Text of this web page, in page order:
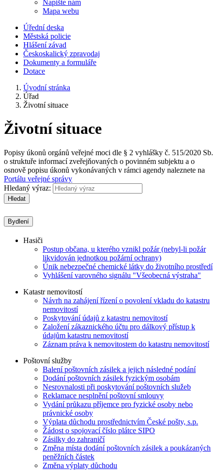
Napište nám
Mapa webu
Úřední deska
Městská policie
Hlášení závad
Českoskalický zpravodaj
Dokumenty a formuláře
Dotace
Úvodní stránka
Úřad
Životní situace
Životní situace
Popisy úkonů orgánů veřejné moci dle § 2 vyhlášky č. 515/2020 Sb.
o struktuře informací zveřejňovaných o povinném subjektu a o
osnově popisu úkonů vykonávaných v rámci agendy naleznete na
Portálu veřejné správy
Hledaný výraz:
Hledat
Bydlení
Hasiči
Postup občana, u kterého vznikl požár (nebyl-li požár
likvidován jednotkou požární ochrany)
Únik nebezpečné chemické látky do životního prostředí
Vyhlášení varovného signálu "Všeobecná výstraha"
Katastr nemovitostí
Návrh na zahájení řízení o povolení vkladu do katastru
nemovitostí
Poskytování údajů z katastru nemovitostí
Založení zákaznického účtu pro dálkový přístup k
údajům katastru nemovitostí
Záznam práva k nemovitostem do katastru nemovitostí
Poštovní služby
Balení poštovních zásilek a jejich následné podání
Dodání poštovních zásilek fyzickým osobám
Nesrovnalosti při poskytování poštovních služeb
Reklamace nesplnění poštovní smlouvy
Vydání průkazu příjemce pro fyzické osoby nebo
právnické osoby
Výplata důchodu prostřednictvím České pošty, s.p.
Žádost o spojovací číslo plátce SIPO
Zásilky do zahraničí
Změna místa dodání poštovních zásilek a poukázaných
peněžních částek
Změna výplaty důchodu